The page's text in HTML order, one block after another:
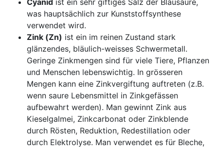
Cyanid ist ein sehr giftiges Salz der Blausäure,
was hauptsächlich zur Kunststoffsynthese
verwendet wird.
Zink (Zn) ist ein im reinen Zustand stark
glänzendes, bläulich-weisses Schwermetall.
Geringe Zinkmengen sind für viele Tiere, Pflanzen
und Menschen lebenswichtig. In grösseren
Mengen kann eine Zinkvergiftung auftreten (z.B.
wenn saure Lebensmittel in Zinkgefässen
aufbewahrt werden). Man gewinnt Zink aus
Kieselgalmei, Zinkcarbonat oder Zinkblende
durch Rösten, Reduktion, Redestillation oder
durch Elektrolyse. Man verwendet es für Bleche,